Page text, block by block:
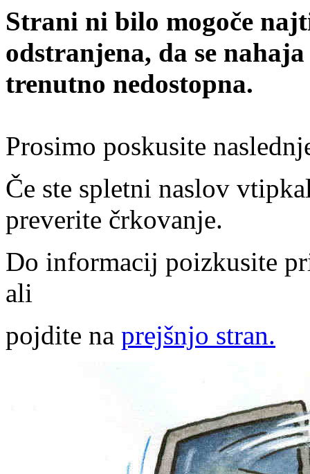
Strani ni bilo mogoče
odstranjena, da se
trenutno nedostopna.
Prosimo poskusite
Če ste spletni naslov
preverite črkovanje.
Do informacij poizkusite
ali
pojdite na prejšnjo stran.